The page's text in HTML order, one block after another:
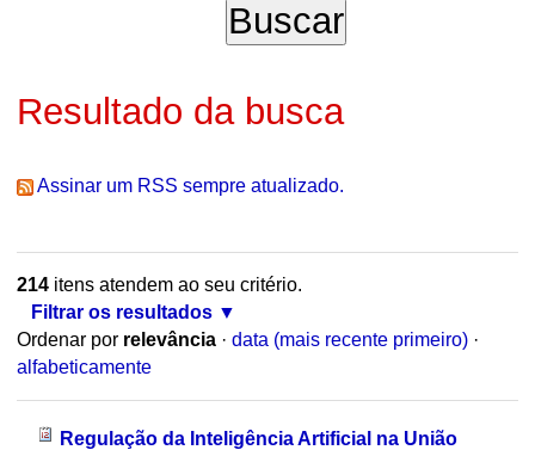
Resultado da busca
Assinar um RSS sempre atualizado.
214itens atendem ao seu critério.
Filtrar os resultados
Ordenar por relevância · data (mais recente primeiro) ·
alfabeticamente
Regulação da Inteligência Artificial na União